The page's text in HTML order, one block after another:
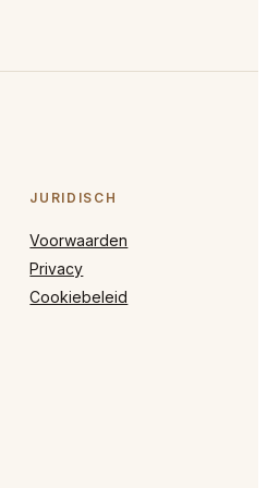
JURIDISCH
Voorwaarden
Privacy
Cookiebeleid